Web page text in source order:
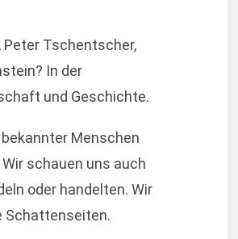
Peter Tschentscher,
In der
und Geschichte.
Menschen
schauen uns auch
oder handelten. Wir
Schattenseiten.